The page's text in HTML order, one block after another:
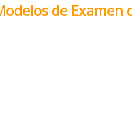
de Examen